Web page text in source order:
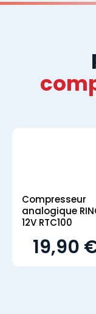
Compresseur
analogique
12V RTC100
19,90